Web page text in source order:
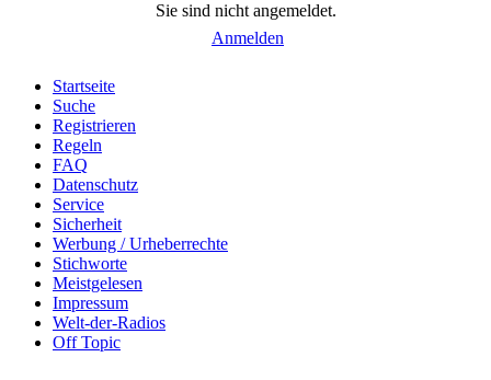
Sie sind nicht angemeldet.
Anmelden
Startseite
Suche
Registrieren
Regeln
FAQ
Datenschutz
Service
Sicherheit
Werbung / Urheberrechte
Stichworte
Meistgelesen
Impressum
Welt-der-Radios
Off Topic